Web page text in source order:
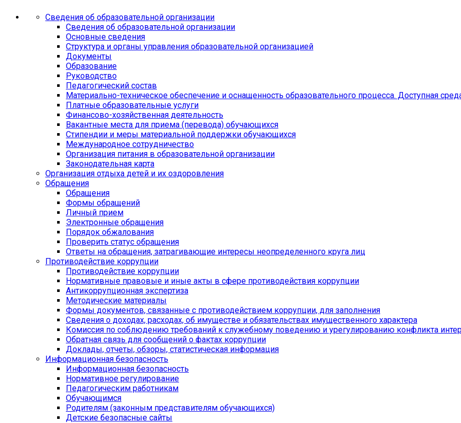
Сведения об образовательной организации
Сведения об образовательной организации
Основные сведения
Структура и органы управления образовательной организацией
Документы
Образование
Руководство
Педагогический состав
Материально-техническое обеспечение и оснащенность образовательного процесса. Доступная
Платные образовательные услуги
Финансово-хозяйственная деятельность
Вакантные места для приема (перевода) обучающихся
Стипендии и меры материальной поддержки обучающихся
Международное сотрудничество
Организация питания в образовательной организации
Законодательная карта
Организация отдыха детей и их оздоровления
Обращения
Обращения
Формы обращений
Личный прием
Электронные обращения
Порядок обжалования
Проверить статус обращения
Ответы на обращения, затрагивающие интересы неопределенного круга лиц
Противодействие коррупции
Противодействие коррупции
Нормативные правовые и иные акты в сфере противодействия коррупции
Антикоррупционная экспертиза
Методические материалы
Формы документов, связанные с противодействием коррупции, для заполнения
Сведения о доходах, расходах, об имуществе и обязательствах имущественного характера
Комиссия по соблюдению требований к служебному поведению и урегулированию конфликта
Обратная связь для сообщений о фактах коррупции
Доклады, отчеты, обзоры, статистическая информация
Информационная безопасность
Информационная безопасность
Нормативное регулирование
Педагогическим работникам
Обучающимся
Родителям (законным представителям обучающихся)
Детские безопасные сайты